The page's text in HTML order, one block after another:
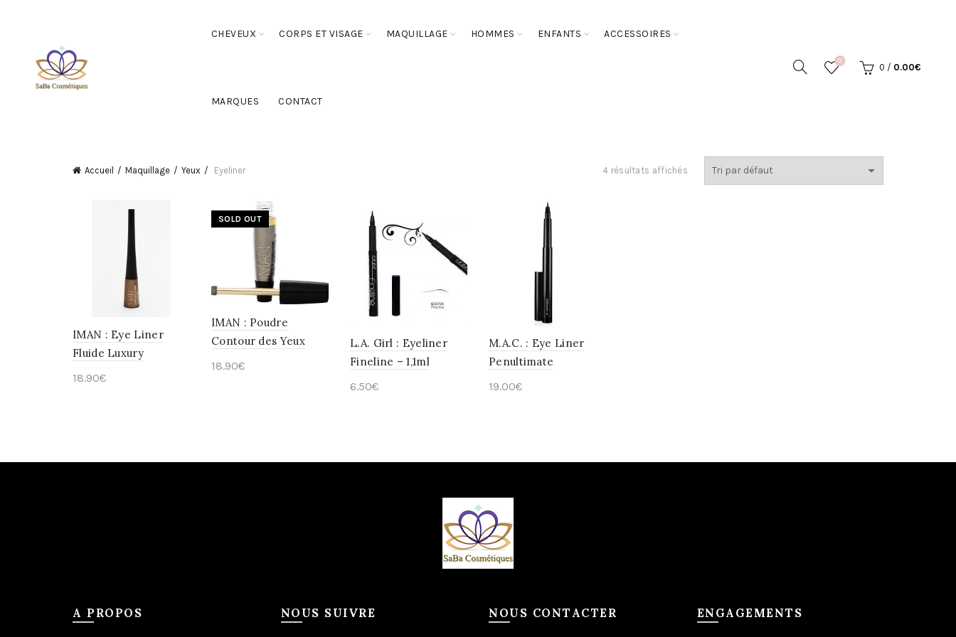
CHEVEUX CORPS ET VISAGE MAQUILLAGE HOMMES ENFANTS ACCESSOIRES
MARQUES CONTACT
0
0 / 0.00€
Accueil Maquillage Yeux Eyeliner 4 résultats affichés
IMAN : Eye Liner
Fluide Luxury
18.90€
SOLD OUT
IMAN : Poudre
Contour des Yeux
18.90€
L.A. Girl : Eyeliner
Fineline – 1,1ml
6.50€
M.A.C. : Eye Liner
Penultimate
19.00€
A PROPOS NOUS SUIVRE NOUS CONTACTER ENGAGEMENTS